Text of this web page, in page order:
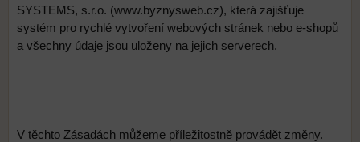
SYSTEMS, s.r.o. (www.byznysweb.cz), která zajišťuje
systém pro rychlé vytvoření webových stránek nebo e-shopů
a všechny údaje jsou uloženy na jejich serverech.
V těchto Zásadách můžeme příležitostně provádět změny.